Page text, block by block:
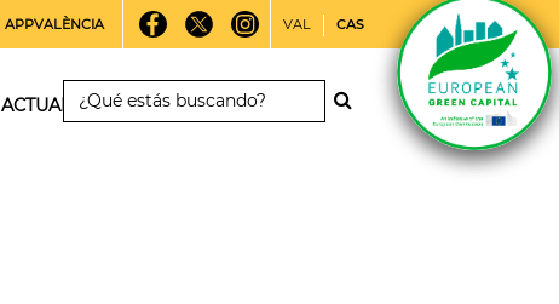
APPVALÈNCIA VAL CAS
ACTUALIDAD